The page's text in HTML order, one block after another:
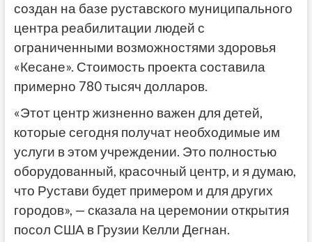
создан на базе руставского муниципального
центра реабилитации людей с
ограниченными возможностями здоровья
«Кесане». Стоимость проекта составила
примерно 780 тысяч долларов.
«Этот центр жизненно важен для детей,
которые сегодня получат необходимые им
услуги в этом учреждении. Это полностью
оборудованный, красочный центр, и я думаю,
что Рустави будет примером и для других
городов», — сказала на церемонии открытия
посол США в Грузии Келли Дегнан.